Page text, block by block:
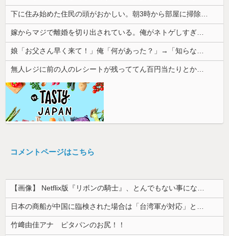
コメントページはこちら
竹﨑由佳アナ ピタパンのお尻！！